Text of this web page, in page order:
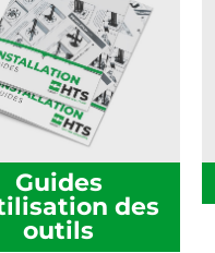
Guides
des
outils